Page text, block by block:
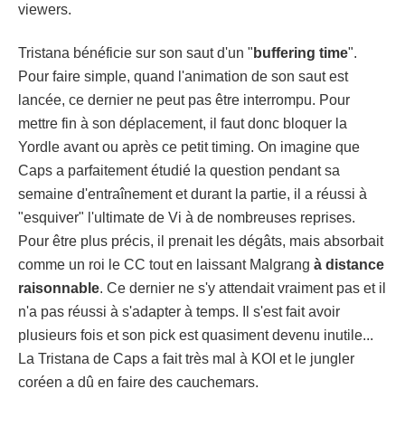
viewers.
Tristana bénéficie sur son saut d'un " buffering time".
Pour faire simple, quand l'animation de son saut est
lancée, ce dernier ne peut pas être interrompu. Pour
mettre fin à son déplacement, il faut donc bloquer la
Yordle avant ou après ce petit timing. On imagine que
Caps a parfaitement étudié la question pendant sa
semaine d'entraînement et durant la partie, il a réussi à
"esquiver" l'ultimate de Vi à de nombreuses reprises.
Pour être plus précis, il prenait les dégâts, mais absorbait
comme un roi le CC tout en laissant Malgrang à distance
raisonnable. Ce dernier ne s'y attendait vraiment pas et il
n'a pas réussi à s'adapter à temps. Il s'est fait avoir
plusieurs fois et son pick est quasiment devenu inutile...
La Tristana de Caps a fait très mal à KOI et le jungler
coréen a dû en faire des cauchemars.